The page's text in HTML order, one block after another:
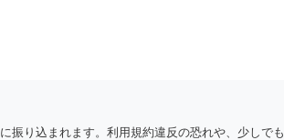
振り込まれます。利用規約違反の恐れや、少しでも